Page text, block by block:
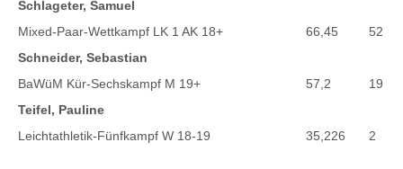
Schlageter, Samuel
Mixed-Paar-Wettkampf LK 1 AK 18+
66,45
52
Schneider, Sebastian
BaWüM Kür-Sechskampf M 19+
57,2
19
Teifel, Pauline
Leichtathletik-Fünfkampf W 18-19
35,226 2